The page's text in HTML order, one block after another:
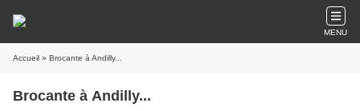
MENU
Accueil » Brocante à Andilly...
Brocante à Andilly...